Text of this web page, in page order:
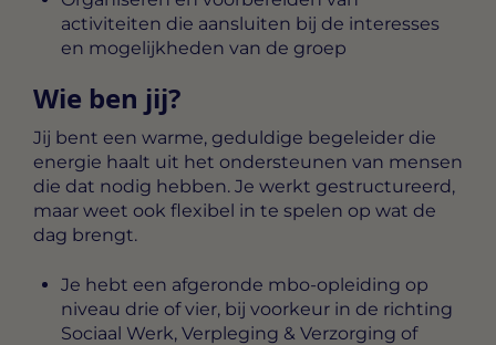
activiteiten die aansluiten bij de interesses
en mogelijkheden van de groep
Wie ben jij?
Jij bent een warme, geduldige begeleider die
energie haalt uit het ondersteunen van mensen
die dat nodig hebben. Je werkt gestructureerd,
maar weet ook flexibel in te spelen op wat de
dag brengt.
Je hebt een afgeronde mbo-opleiding op
niveau drie of vier, bij voorkeur in de richting
Sociaal Werk, Verpleging & Verzorging of